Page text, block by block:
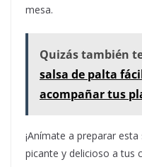
mesa.
Quizás también
salsa de palta
acompañar tus
¡Anímate a preparar
picante y delicioso a tus